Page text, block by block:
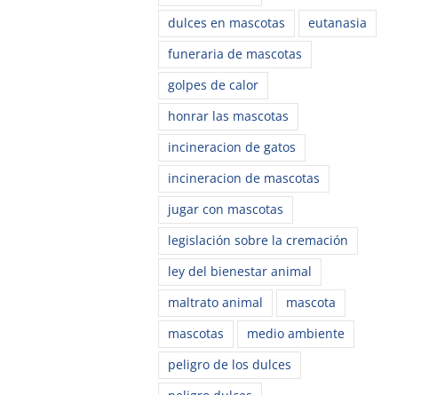
dulces en mascotas
eutanasia
funeraria de mascotas
golpes de calor
honrar las mascotas
incineracion de gatos
incineracion de mascotas
jugar con mascotas
legislación sobre la cremación
ley del bienestar animal
maltrato animal
mascota
mascotas
medio ambiente
peligro de los dulces